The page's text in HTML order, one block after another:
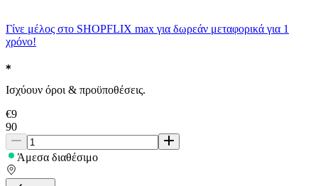
Γίνε μέλος στο SHOPFLIX max για δωρεάν μεταφορικά για 1
χρόνο!
Ισχύουν όροι & προϋποθέσεις.
€9
90
Άμεσα διαθέσιμο